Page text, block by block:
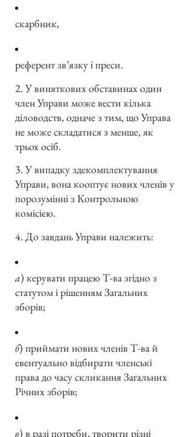
скарбник,
референт зв’язку і преси.
2. У виняткових обставинах один
член Управи може вести кілька
діловодств, одначе з тим, що Управа
не може складатися з менше, як
трьох осіб.
3. У випадку здекомплектування
Управи, вона кооптує нових членів у
порозумінні з Контрольною
комісією.
4. До завдань Управи належить:
а) керувати працею Т-ва згідно з
статутом і рішенням Загальних
зборів;
б) приймати нових членів Т-ва й
евентуально відбирати членські
права до часу скликання Загальних
Річних зборів;
в) в разі потреби, творити різні